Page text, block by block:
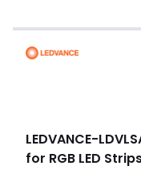
LEDVANCE-
for RGB LED